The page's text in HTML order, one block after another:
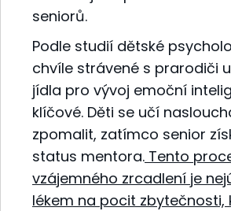
seniorů.
Podle studií dětské
chvíle strávené s prarodiči
jídla pro vývoj emoční
klíčové. Děti se učí
zpomalit, zatímco senior
status mentora. Tento
vzájemného zrcadlení je
lékem na pocit zbytečnosti,